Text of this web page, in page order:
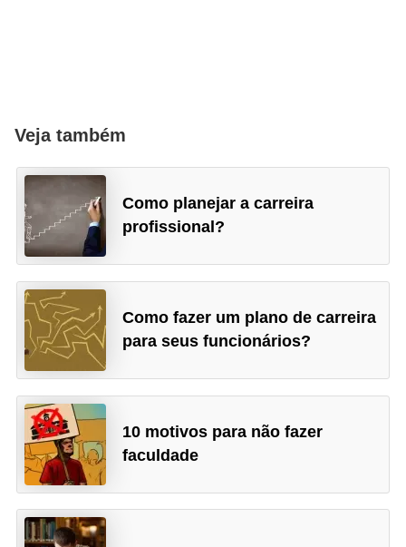
Veja também
Como planejar a carreira
profissional?
Como fazer um plano de carreira
para seus funcionários?
10 motivos para não fazer
faculdade